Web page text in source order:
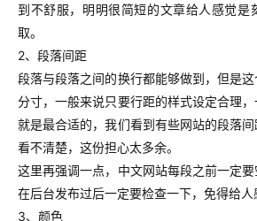
到不舒服，明明很简短的文章给人感觉是
取。
2、段落间距
段落与段落之间的换行都能够做到，但是
分寸，一般来说只要行距的样式设定合理
就是最合适的，我们看到有些网站的段落
看不清楚，这份担心太多余。
这里再强调一点，中文网站每段之前一定
在后台发布过后一定要检查一下，免得给人
3、颜色